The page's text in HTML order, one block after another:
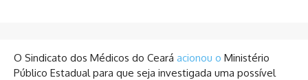
O Sindicato dos Médicos do Ceará acionou o Ministério
Público Estadual para que seja investigada uma possível